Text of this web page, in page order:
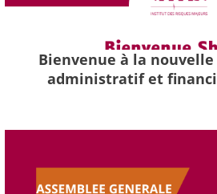
Bienvenue à la
administratif et